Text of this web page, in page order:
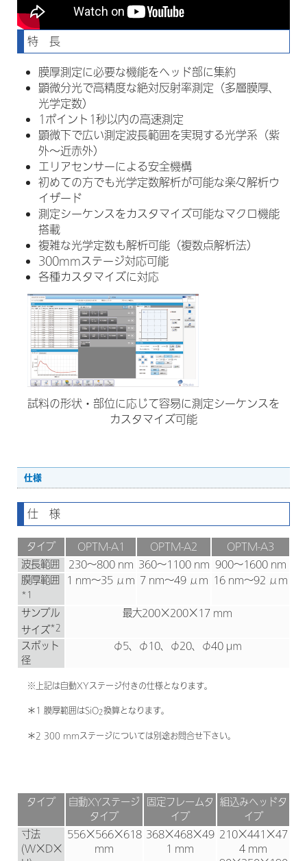
特 長
膜厚測定に必要な機能をヘッド部に集約
顕微分光で高精度な絶対反射率測定（多層膜厚、
光学定数）
1ポイント1秒以内の高速測定
顕微下で広い測定波長範囲を実現する光学系（紫
外～近赤外）
エリアセンサーによる安全機構
初めての方でも光学定数解析が可能な楽々解析ウ
イザード
測定シーケンスをカスタマイズ可能なマクロ機能
搭載
複雑な光学定数も解析可能（複数点解析法）
300mmステージ対応可能
各種カスタマイズに対応
試料の形状・部位に応じて容易に測定シーケンスを
カスタマイズ可能
仕様
仕 様
タイプ OPTM-A1 OPTM-A2
OPTM-A3
波長範囲
230～800 nm 360～1100 nm 900～1600 nm
膜厚範囲
*1
1 nm～35 μm 7 nm～49 μm 16 nm～92 μm
サンプル
サイズ*2
最大200×200×17 mm
スポット
径
φ5、φ10、φ20、φ40 µｍ
※上記は自動XYステージ付きの仕様となります。
＊1 膜厚範囲はSiO2換算となります。
＊2 300 mmステージについては別途お問合せ下さい。
タイプ
自動XYステージ
タイプ
固定フレームタ
イプ
組込みヘッドタ
イプ
寸法
(W×D×
556×566×618
mm
368×468×49
1 mm
210×441×47
4 mm